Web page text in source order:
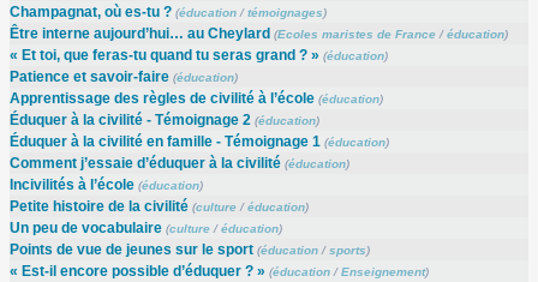
Champagnat, où es-tu ? (éducation/témoignages)
Être interne aujourd’hui… au Cheylard (Ecoles maristes de France/éducation)
« Et toi, que feras-tu quand tu seras grand ? » (éducation)
Patience et savoir-faire (éducation)
Apprentissage des règles de civilité à l’école (éducation)
Éduquer à la civilité - Témoignage 2 (éducation)
Éduquer à la civilité en famille - Témoignage 1 (éducation)
Comment j’essaie d’éduquer à la civilité (éducation)
Incivilités à l’école (éducation)
Petite histoire de la civilité (culture/éducation)
Un peu de vocabulaire (culture/éducation)
Points de vue de jeunes sur le sport (éducation/ sports)
« Est-il encore possible d’éduquer ? » (éducation/Enseignement)